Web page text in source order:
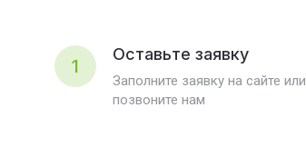
1
Оставьте заявку
Заполните заявку на сайте или
позвоните нам